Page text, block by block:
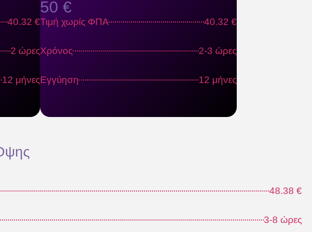
40.32 €
2 ώρες
12 μήνες
50 €
Τιμή χωρίς ΦΠΑ 40.32 €
Χρόνος 2-3 ώρες
Εγγύηση 12 μήνες
48.38 €
3-8 ώρες